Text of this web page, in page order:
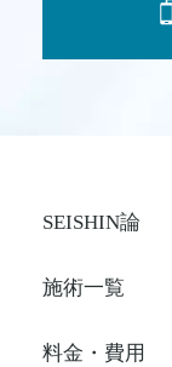
SEISHIN論
施術一覧
料金・費用